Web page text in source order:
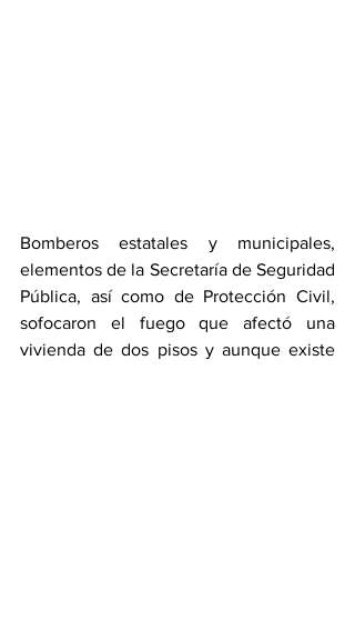
Bomberos estatales y municipales,
elementos de la Secretaría de Seguridad
Pública, así como de Protección Civil,
sofocaron el fuego que afectó una
vivienda de dos pisos y aunque existe